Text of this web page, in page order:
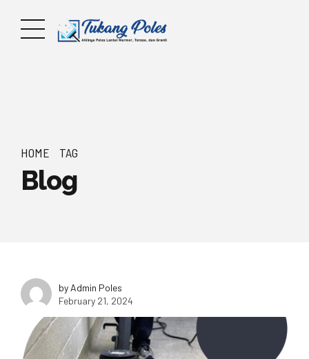
HOME TAG
Blog
by Admin Poles
February 21, 2024